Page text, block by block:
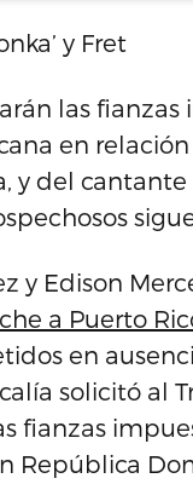
y Fret
las
en
y del
y Edison
a Puerto
en
solicitó al
fianzas
República